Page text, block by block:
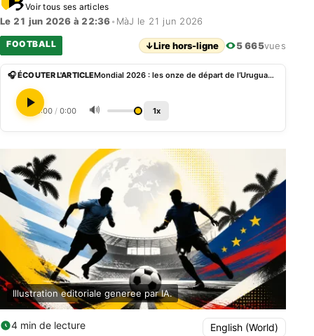
Voir tous ses articles
Le 21 jun 2026 à 22:36• MàJ le 21 jun 2026
FOOTBALL ↓Lire hors-ligne 5 665vues
🎧 ÉCOUTER L'ARTICLE Mondial 2026 : les onze de départ de l’Uruguay et du Cap-Vert
0:00 / 0:00 🔊 1x
Illustration editoriale generee par IA.
4 min de lecture English (World)